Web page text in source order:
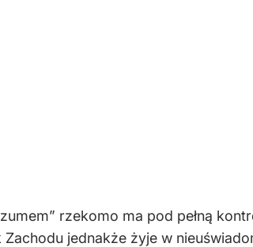
rzekomo ma pod pełną
jednakże żyje w